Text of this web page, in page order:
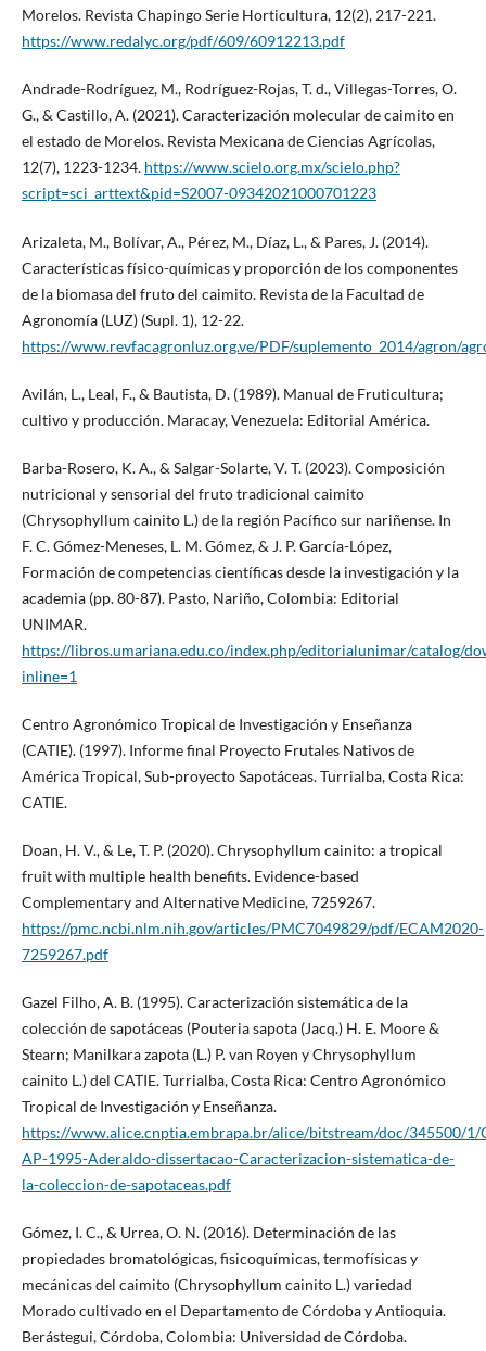
Morelos. Revista Chapingo Serie Horticultura, 12(2), 217-221.
https://www.redalyc.org/pdf/609/60912213.pdf
Andrade-Rodríguez, M., Rodríguez-Rojas, T. d., Villegas-Torres, O.
G., & Castillo, A. (2021). Caracterización molecular de caimito en
el estado de Morelos. Revista Mexicana de Ciencias Agrícolas,
12(7), 1223-1234. https://www.scielo.org.mx/scielo.php?
script=sci_arttext&pid=S2007-09342021000701223
Arizaleta, M., Bolívar, A., Pérez, M., Díaz, L., & Pares, J. (2014).
Características físico-químicas y proporción de los componentes
de la biomasa del fruto del caimito. Revista de la Facultad de
Agronomía (LUZ) (Supl. 1), 12-22.
https://www.revfacagronluz.org.ve/PDF/suplemento_2014/agron/
Avilán, L., Leal, F., & Bautista, D. (1989). Manual de Fruticultura;
cultivo y producción. Maracay, Venezuela: Editorial América.
Barba-Rosero, K. A., & Salgar-Solarte, V. T. (2023). Composición
nutricional y sensorial del fruto tradicional caimito
(Chrysophyllum cainito L.) de la región Pacífico sur nariñense. In
F. C. Gómez-Meneses, L. M. Gómez, & J. P. García-López,
Formación de competencias científicas desde la investigación y la
academia (pp. 80-87). Pasto, Nariño, Colombia: Editorial
UNIMAR.
https://libros.umariana.edu.co/index.php/editorialunimar/catalog/
inline=1
Centro Agronómico Tropical de Investigación y Enseñanza
(CATIE). (1997). Informe final Proyecto Frutales Nativos de
América Tropical, Sub-proyecto Sapotáceas. Turrialba, Costa Rica:
CATIE.
Doan, H. V., & Le, T. P. (2020). Chrysophyllum cainito: a tropical
fruit with multiple health benefits. Evidence-based
Complementary and Alternative Medicine, 7259267.
https://pmc.ncbi.nlm.nih.gov/articles/PMC7049829/pdf/ECAM2020-
7259267.pdf
Gazel Filho, A. B. (1995). Caracterización sistemática de la
colección de sapotáceas (Pouteria sapota (Jacq.) H. E. Moore &
Stearn; Manilkara zapota (L.) P. van Royen y Chrysophyllum
cainito L.) del CATIE. Turrialba, Costa Rica: Centro Agronómico
Tropical de Investigación y Enseñanza.
https://www.alice.cnptia.embrapa.br/alice/bitstream/doc/345500/1/
AP-1995-Aderaldo-dissertacao-Caracterizacion-sistematica-de-
la-coleccion-de-sapotaceas.pdf
Gómez, I. C., & Urrea, O. N. (2016). Determinación de las
propiedades bromatológicas, fisicoquímicas, termofísicas y
mecánicas del caimito (Chrysophyllum cainito L.) variedad
Morado cultivado en el Departamento de Córdoba y Antioquia.
Berástegui, Córdoba, Colombia: Universidad de Córdoba.